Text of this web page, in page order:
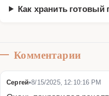
Как хранить готовый
Комментарии
Сергей•8/15/2025, 12:10:16 PM